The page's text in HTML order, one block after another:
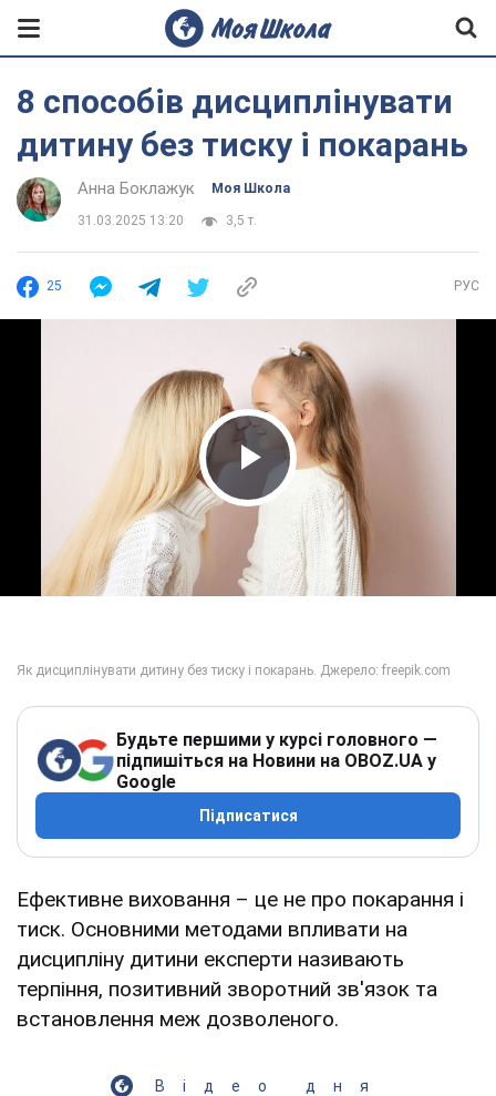
8 способів дисциплінувати
дитину без тиску і покарань
Анна Боклажук Моя Школа
31.03.2025 13:20 3,5 т.
25 РУС
Play Video
Будьте першими у курсі головного —
підпишіться на Новини на OBOZ.UA у
Google
Підписатися
Ефективне виховання – це не про покарання і
тиск. Основними методами впливати на
дисципліну дитини експерти називають
терпіння, позитивний зворотний зв'язок та
встановлення меж дозволеного.
Відео дня